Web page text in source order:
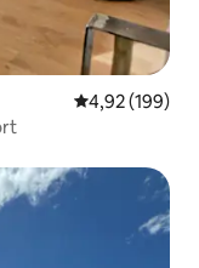
Évaluation
4,92 (199)